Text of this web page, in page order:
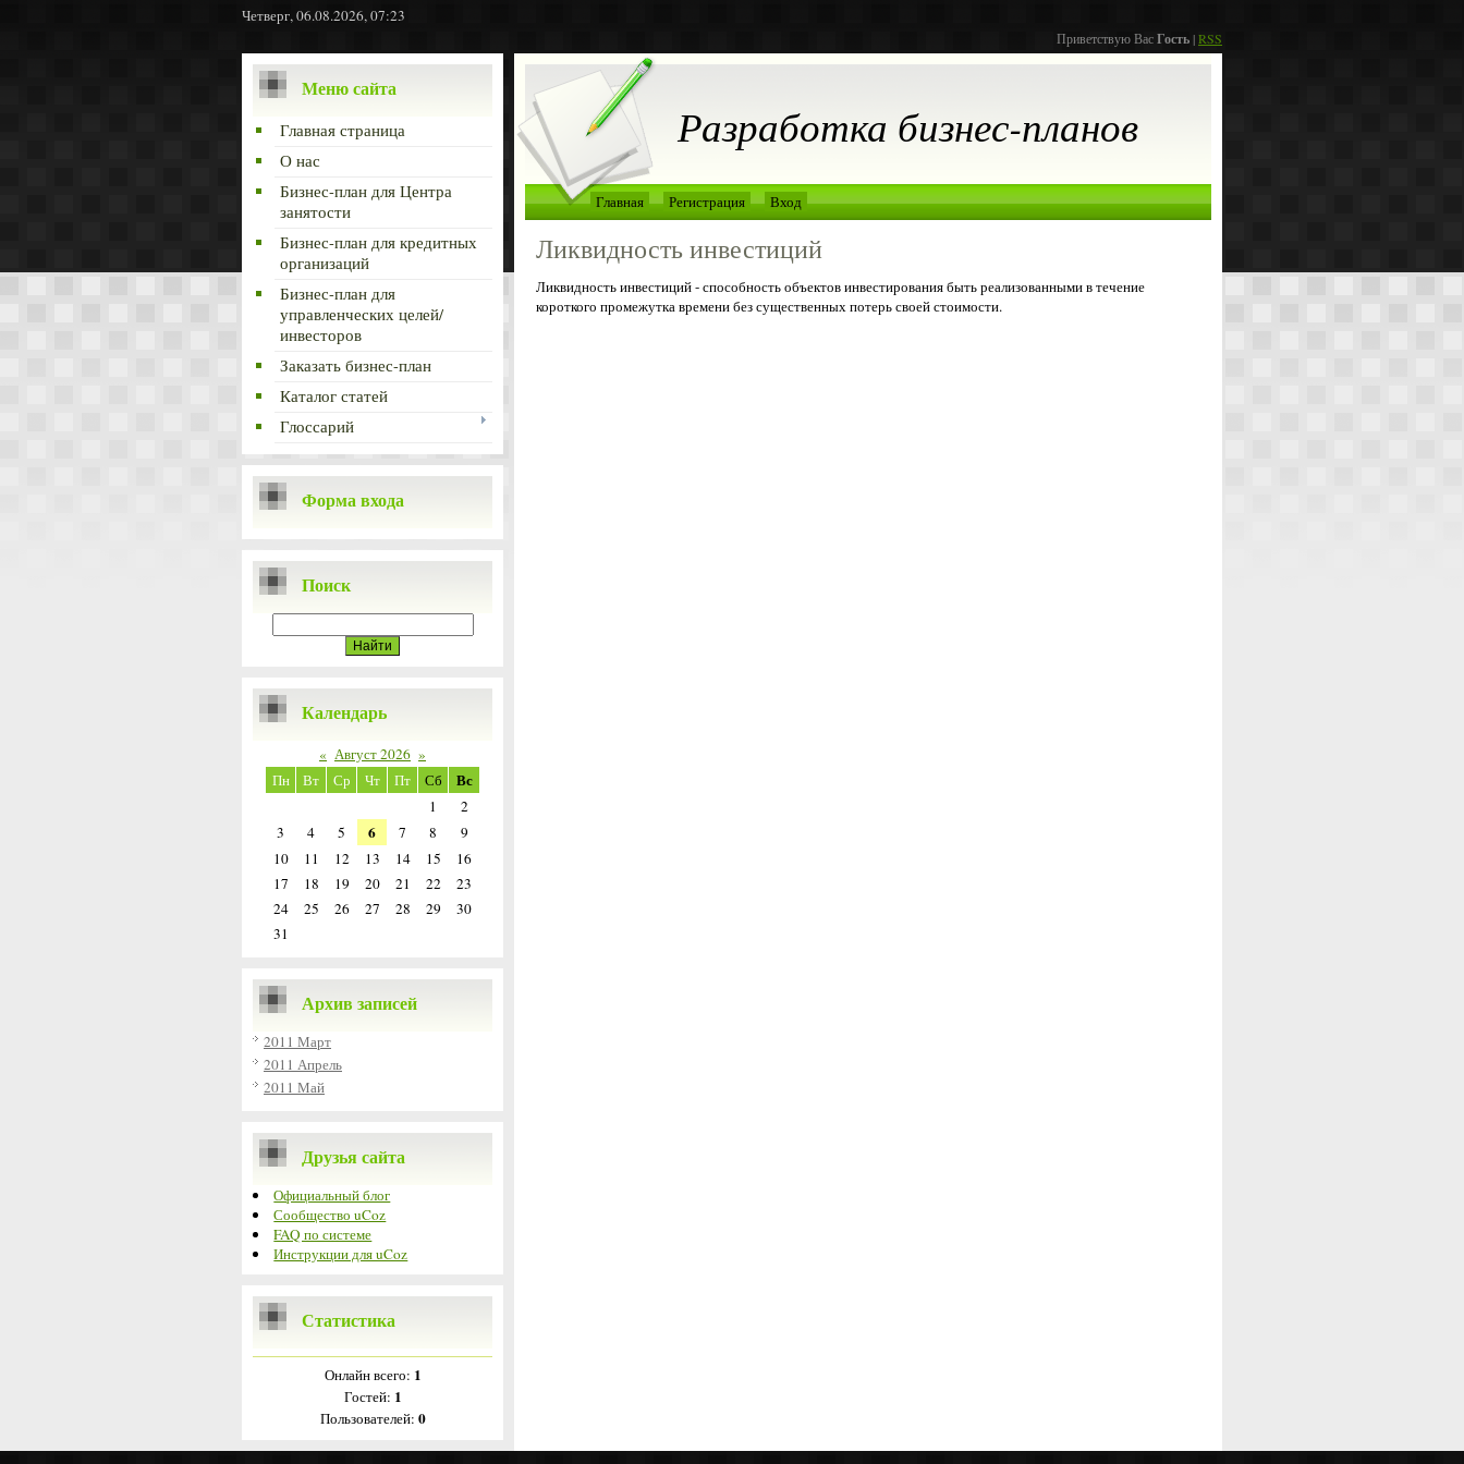
Четверг, 06.08.2026, 07:23
Приветствую ВасГость|RSS
Меню сайта
Главная страница
О нас
Бизнес-план для Центра
занятости
Бизнес-план для кредитных
организаций
Бизнес-план для
управленческих целей/
инвесторов
Заказать бизнес-план
Каталог статей
Глоссарий
Форма входа
Поиск
Календарь
« Август 2026 »
Пн
Вт Ср Чт Пт Сб Вс
1
2
3
4 5 6 7 8
9
10
11 12 13 14 15
16
17
18 19 20 21 22
23
24
25 26 27 28 29
30
31
Архив записей
2011 Март
2011 Апрель
2011 Май
Друзья сайта
Официальный блог
Сообщество uCoz
FAQ по системе
Инструкции для uCoz
Статистика
Онлайн всего: 1
Гостей: 1
Пользователей: 0
Разработка бизнес-планов
Главная Регистрация Вход
Ликвидность инвестиций
Ликвидность инвестиций - способность объектов инвестирования быть реализованными в течение
короткого промежутка времени без существенных потерь своей стоимости.